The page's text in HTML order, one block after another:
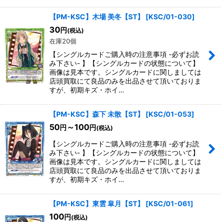
【PM-KSC】木場 美冬【ST】 [KSC/01-030]
30円 (税込)
在庫20個
【シングルカードご購入時の注意事項 -必ずお読
み下さい- 】【シングルカードの状態について】
画像は見本です。シングルカードに関しましては
店頭買取にて良品のみを出品させて頂いておりま
すが、初期キズ・ホイ…
【PM-KSC】森下 未散【ST】 [KSC/01-053]
50円 ～100円 (税込)
【シングルカードご購入時の注意事項 -必ずお読
み下さい- 】【シングルカードの状態について】
画像は見本です。シングルカードに関しましては
店頭買取にて良品のみを出品させて頂いておりま
すが、初期キズ・ホイ…
【PM-KSC】東雲 皐月【ST】 [KSC/01-061]
100円 (税込)